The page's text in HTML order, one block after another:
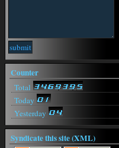
RobinCoeta[26-08-03(月) 15:22]
https://arsenev-art.ru/
RobinCoeta[26-08-03(月) 15:16]
https://arsenev-art.ru/
RobinCoeta[26-08-03(月) 15:08]
https://arsenev-art.ru/
Counter
Total
Today
Yesterday
Syndicate this site (XML)